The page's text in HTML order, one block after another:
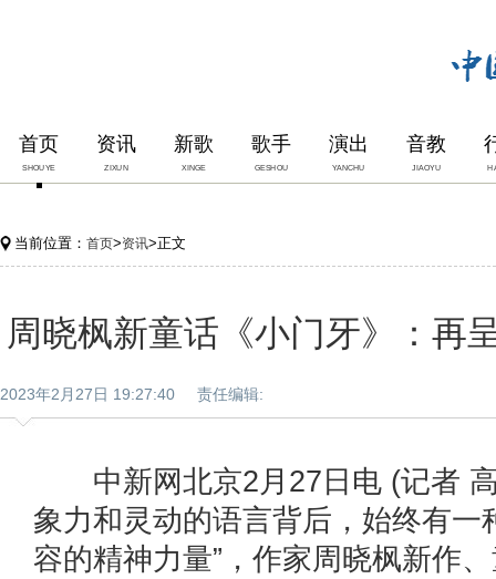
首页
SHOUYE
资讯
ZIXUN
新歌
XINGE
歌手
GESHOU
演出
YANCHU
音教
JIAOYU
当前位置： 首页>资讯>正文
周晓枫新童话《小门牙》：再
2023年2月27日 19:27:40 责任编辑:
中新网北京2月27日电 (记者 高
象力和灵动的语言背后，始终有一
容的精神力量”，作家周晓枫新作